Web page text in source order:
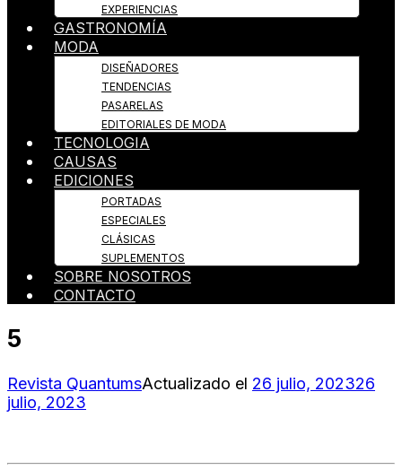
EXPERIENCIAS
GASTRONOMÍA
MODA
DISEÑADORES
TENDENCIAS
PASARELAS
EDITORIALES DE MODA
TECNOLOGIA
CAUSAS
EDICIONES
PORTADAS
ESPECIALES
CLÁSICAS
SUPLEMENTOS
SOBRE NOSOTROS
CONTACTO
5
Revista QuantumsActualizado el 26 julio, 202326
julio, 2023